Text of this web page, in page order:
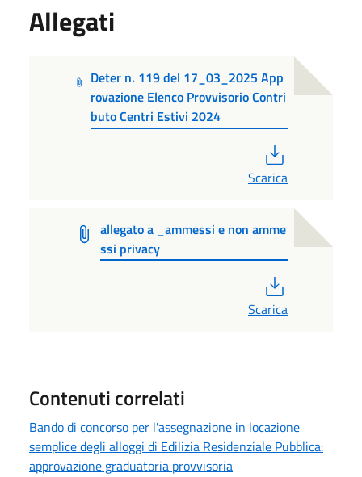
Allegati
Deter n. 119 del 17_03_2025 App
rovazione Elenco Provvisorio Contri
buto Centri Estivi 2024
Scarica
allegato a _ammessi e non amme
ssi privacy
Scarica
Contenuti correlati
Bando di concorso per l'assegnazione in locazione
semplice degli alloggi di Edilizia Residenziale Pubblica:
approvazione graduatoria provvisoria